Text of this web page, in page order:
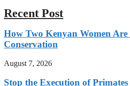
Recent Post
How Two Kenyan Women
Conservation
August 7, 2026
Stop the Execution of